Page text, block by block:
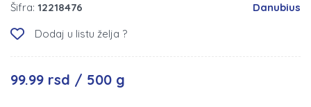
Šifra: 12218476
Dodaj u listu želja ?
Danubius
99.99 rsd / 500 g